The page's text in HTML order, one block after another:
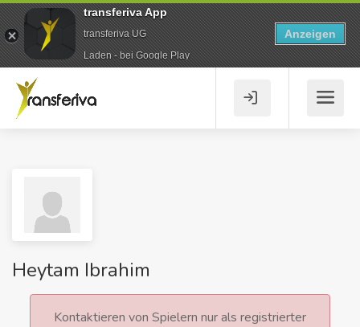
Heytam Ibrahim
Kontaktieren von Spielern nur als registrierter
transferiva App
transferiva UG
Laden - bei Google Play
Anzeigen